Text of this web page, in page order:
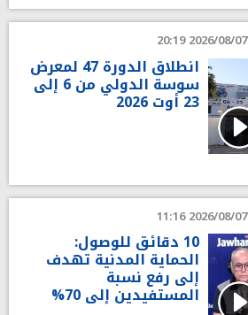
2026/08/07 20:19
انطلاق الدورة 47 لمعرض
سوسة الدولي من 6 إلى
23 أوت 2026
2026/08/07 11:16
10 دقائق للوصول:
الحماية المدنية تهدف
إلى رفع نسبة
المستفيدين إلى 70%